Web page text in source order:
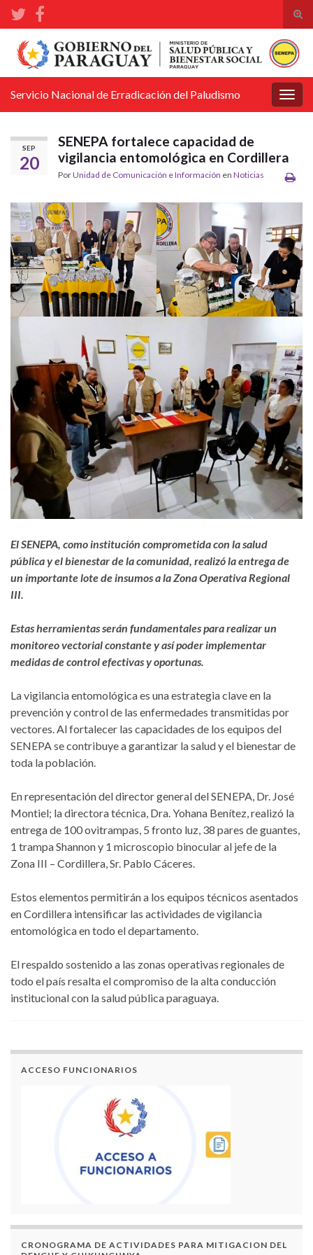
el
de
Search for:
la
Servicio Nacional de Erradicación del Paludismo
SEP
20
SENEPA fortalece capacidad de
vigilancia entomológica en Cordillera
PorUnidad de Comunicación e Información en Noticias
El SENEPA, como institución comprometida con la salud
pública y el bienestar de la comunidad, realizóla entrega de
un importante lote de insumosa la Zona Operativa Regional
III
Estas herramientas serán fundamentales para realizar un
monitoreovectorialconstante y así poder implementar
medidas de control efectivas y oportunas.
La vigilancia entomológica es una estrategia clave en la
prevención y control de las enfermedades transmitidas por
vectores. Al fortalecer las capacidades de los equipos del
SENEPA se contribuye a garantizar la salud y el bienestar de
toda la población.
En representación del director general del SENEPA, Dr. José
Montiel; la directora técnica, Dra. Yohana Benítez, realizó la
entrega de 100 ovitrampas, 5 fronto luz, 38 pares de guantes,
1 trampa Shannon y 1 microscopio binocular al jefe de la
Zona III – Cordillera, Sr. Pablo Cáceres.
Estos elementos permitirán a los equipos técnicos asentados
en Cordillera intensificar las actividades de vigilancia
entomológica en todo el departamento.
El respaldo sostenido a las zonas operativas regionales de
todo el país resalta el compromiso de la alta conducción
institucional con la salud pública paraguaya.
ACCESO FUNCIONARIOS
CRONOGRAMA DE ACTIVIDADES PARA MITIGACION DEL